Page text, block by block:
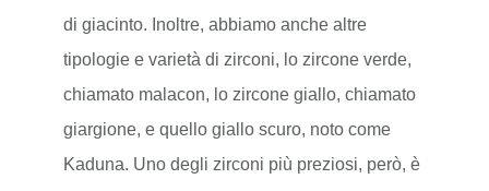
di giacinto. Inoltre, abbiamo anche altre
tipologie e varietà di zirconi, lo zircone verde,
chiamato malacon, lo zircone giallo, chiamato
giargione, e quello giallo scuro, noto come
Kaduna. Uno degli zirconi più preziosi, però, è